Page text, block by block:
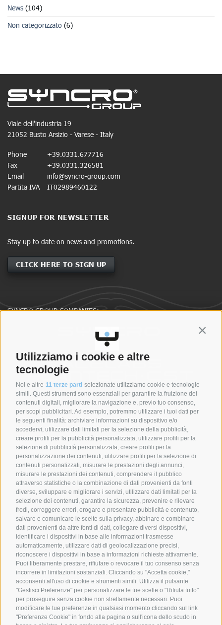
Utilizziamo i cookie e altre
tecnologie
Noi e altre 11 terze parti selezionate utilizziamo cookie e tecnologie
simili. Questi strumenti sono essenziali per garantire la fruizione dei
contenuti digitali, migliorare la navigazione e, previo tuo consenso,
per scopi pubblicitari. Ad esempio, potremmo utilizzare i tuoi dati per
le seguenti finalità: archiviare informazioni su dispositivo e/o
accedervi, utilizzare dati limitati per la selezione della pubblicità,
creare profili per la pubblicità personalizzata, utilizzare profili per la
selezione di pubblicità personalizzata, creare profili per la
personalizzazione dei contenuti, utilizzare profili per la selezione di
contenuti personalizzati, misurare le prestazioni degli annunci,
misurare le prestazioni dei contenuti, comprendere il pubblico
attraverso statistiche o la combinazione di dati provenienti da fonti
diverse, sviluppare e migliorare i servizi, utilizzare dati limitati per la
selezione dei contenuti, garantire la sicurezza, prevenire e rilevare
frodi, correggere errori, erogare e presentare pubblicità e contenuto,
salvare e comunicare le scelte sulla privacy, abbinare e combinare
dati provenienti da altre fonti di dati, collegare diversi dispositivi,
identificare i dispositivi in base alle informazioni trasmesse
automaticamente, utilizzare dati di geolocalizzazione precisi,
riconoscere i dispositivi in base a informazioni richieste attivamente.
Puoi liberamente prestare, rifiutare o revocare il tuo consenso senza
incorrere in limitazioni sostanziali. Cliccando su "Accetta cookie,"
acconsenti all'uso di cookie e strumenti simili. Utilizza il pulsante
"Gestisci Preferenze" per personalizzare le tue scelte o "Rifiuta tutto"
per proseguire senza cookie non strettamente necessari. Puoi
modificare le tue preferenze in qualsiasi momento cliccando sul link
"Preferenze Cookie" in fondo alla pagina o sull'icona dello scudo in
News (104)
Non categorizzato (6)
Viale dell'industria 19
21052 Busto Arsizio - Varese - Italy
Phone
+39.0331.677716
Fax
+39.0331.326581
Email
info@syncro-group.com
Partita IVA
IT02989460122
SIGNUP FOR NEWSLETTER
Stay up to date on news and promotions.
CLICK HERE TO SIGN UP
SYNCRO GROUP COMPANIES:
SYNCRO GROUP PARTNERS:
COMPANIES
Syncro Group
Plasmac
ABOUT US
About Us
Greenology